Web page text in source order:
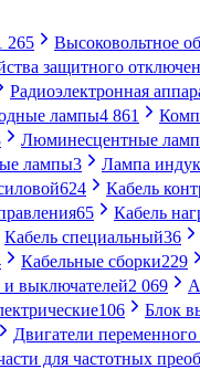
265 Высоковольтное
защитного
Радиоэлектронная
лампы4 861
Люминесцентные
лампы3 Лампа
624 Кабель
65 Кабель
Кабель специальный36
Кабельные сборки229
и выключателей2 069
106 Блок
Двигатели переменного
для частотных